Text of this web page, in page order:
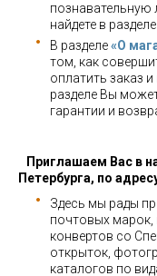
познавательную
найдете в разделе
В разделе«О
том, как
оплатить заказ
разделе Вы
гарантии и
Приглашаем Вас в
Петербурга, по
Здесь мы рады
почтовых марок,
конвертов со
открыток,
каталогов по